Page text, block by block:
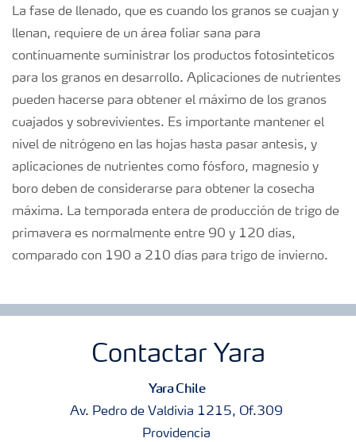
La fase de llenado, que es cuando los granos se cuajan y
llenan, requiere de un área foliar sana para
continuamente suministrar los productos fotosinteticos
para los granos en desarrollo. Aplicaciones de nutrientes
pueden hacerse para obtener el máximo de los granos
cuajados y sobrevivientes. Es importante mantener el
nivel de nitrógeno en las hojas hasta pasar antesis, y
aplicaciones de nutrientes como fósforo, magnesio y
boro deben de considerarse para obtener la cosecha
máxima. La temporada entera de producción de trigo de
primavera es normalmente entre 90 y 120 días,
comparado con 190 a 210 días para trigo de invierno.
Contactar Yara
Yara Chile
Av. Pedro de Valdivia 1215, Of.309
Providencia